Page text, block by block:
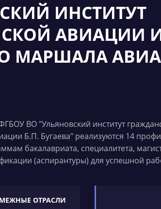
ИНСТИТУТ
АВИАЦИИ
МАРШАЛА
ВО "Ульяновский институт
Б.П. Бугаева" реализуются 14
бакалавриата, специалитета,
(аспирантуры) для успешной
ОТРАСЛИ